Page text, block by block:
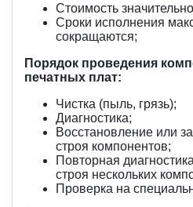
Стоимость
Сроки исполнения
сокращаются;
Порядок проведения
печатных плат:
Чистка (пыль, грязь);
Диагностика;
Восстановление или
строя компонентов;
Повторная
строя нескольких
Проверка на